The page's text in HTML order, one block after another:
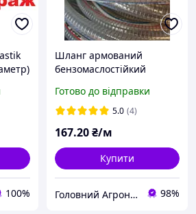
100%
Шланг армований
бензомаслостійкий
1-1/4" 32 мм
Готово до відправки
5.0 (4)
167.20₴/м
Купити
Головний Агроном 98%